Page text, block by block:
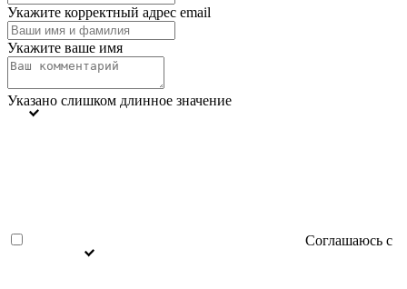
Укажите корректный адрес email
Укажите ваше имя
Указано слишком длинное значение
Соглашаюсь с